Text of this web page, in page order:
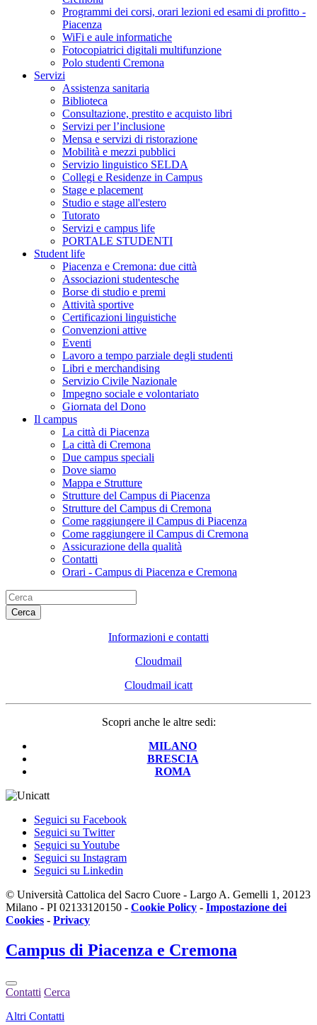
Programmi dei corsi, orari lezioni ed esami di profitto -
Piacenza
WiFi e aule informatiche
Fotocopiatrici digitali multifunzione
Polo studenti Cremona
Servizi
Assistenza sanitaria
Biblioteca
Consultazione, prestito e acquisto libri
Servizi per l’inclusione
Mensa e servizi di ristorazione
Mobilità e mezzi pubblici
Servizio linguistico SELDA
Collegi e Residenze in Campus
Stage e placement
Studio e stage all'estero
Tutorato
Servizi e campus life
PORTALE STUDENTI
Student life
Piacenza e Cremona: due città
Associazioni studentesche
Borse di studio e premi
Attività sportive
Certificazioni linguistiche
Convenzioni attive
Eventi
Lavoro a tempo parziale degli studenti
Libri e merchandising
Servizio Civile Nazionale
Impegno sociale e volontariato
Giornata del Dono
Il campus
La città di Piacenza
La città di Cremona
Due campus speciali
Dove siamo
Mappa e Strutture
Strutture del Campus di Piacenza
Strutture del Campus di Cremona
Come raggiungere il Campus di Piacenza
Come raggiungere il Campus di Cremona
Assicurazione della qualità
Contatti
Orari - Campus di Piacenza e Cremona
Cerca
Informazioni e contatti
Cloudmail
Cloudmail icatt
Scopri anche le altre sedi:
MILANO
BRESCIA
ROMA
Seguici su Facebook
Seguici su Twitter
Seguici su Youtube
Seguici su Instagram
Seguici su Linkedin
© Università Cattolica del Sacro Cuore - Largo A. Gemelli 1, 20123
Milano - PI 02133120150 - Cookie Policy - Impostazione dei
Cookies - Privacy
Campus di Piacenza e Cremona
Contatti Cerca
Altri Contatti